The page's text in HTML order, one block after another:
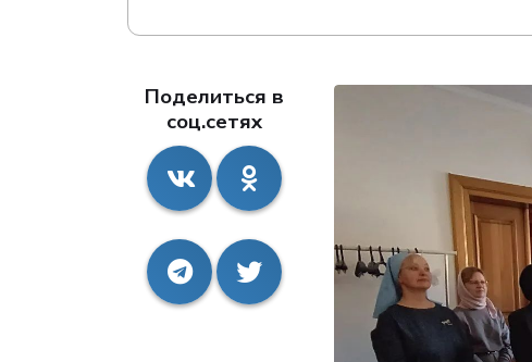
Поделиться в
соц.сетях